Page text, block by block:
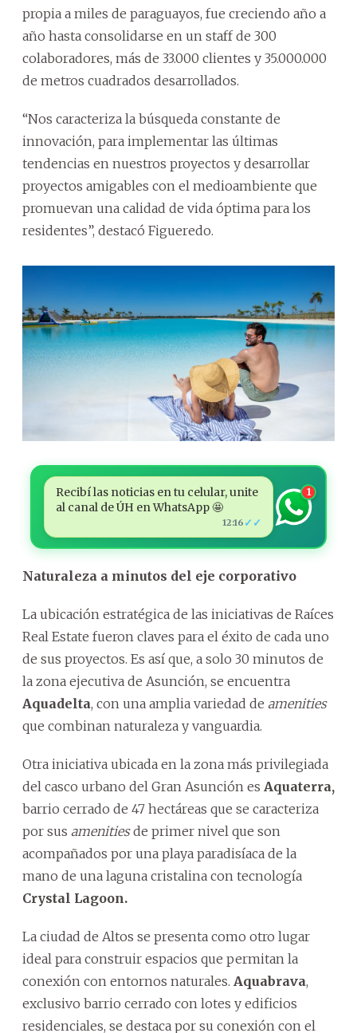
propia a miles de paraguayos, fue creciendo año a
año hasta consolidarse en un staff de 300
colaboradores, más de 33.000 clientes y 35.000.000
de metros cuadrados desarrollados.
“Nos caracteriza la búsqueda constante de
innovación, para implementar las últimas
tendencias en nuestros proyectos y desarrollar
proyectos amigables con el medioambiente que
promuevan una calidad de vida óptima para los
residentes”, destacó Figueredo.
Recibí las noticias en tu celular, unite
al canal de ÚH en WhatsApp 🤩
12:16 ✓✓
1
Naturaleza a minutos del eje corporativo
La ubicación estratégica de las iniciativas de Raíces
Real Estate fueron claves para el éxito de cada uno
de sus proyectos. Es así que, a solo 30 minutos de
la zona ejecutiva de Asunción, se encuentra
Aquadelta, con una amplia variedad de amenities
que combinan naturaleza y vanguardia.
Otra iniciativa ubicada en la zona más privilegiada
del casco urbano del Gran Asunción es Aquaterra,
barrio cerrado de 47 hectáreas que se caracteriza
por sus amenitiesde primer nivel que son
acompañados por una playa paradisíaca de la
mano de una laguna cristalina con tecnología
Crystal Lagoon.
La ciudad de Altos se presenta como otro lugar
ideal para construir espacios que permitan la
conexión con entornos naturales. Aquabrava,
exclusivo barrio cerrado con lotes y edificios
residenciales, se destaca por su conexión con el